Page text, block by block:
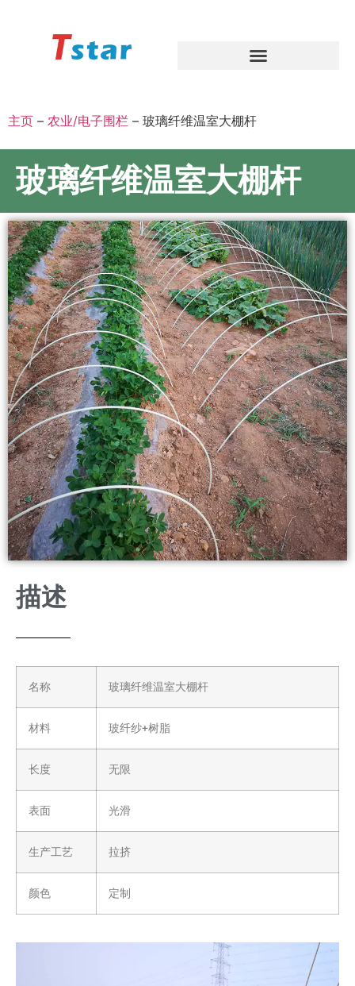
主页 – 农业/电子围栏 – 玻璃纤维温室大棚杆
玻璃纤维温室大棚杆
描述
名称 玻璃纤维温室大棚杆
材料 玻纤纱+树脂
长度 无限
表面 光滑
生产工艺 拉挤
颜色 定制